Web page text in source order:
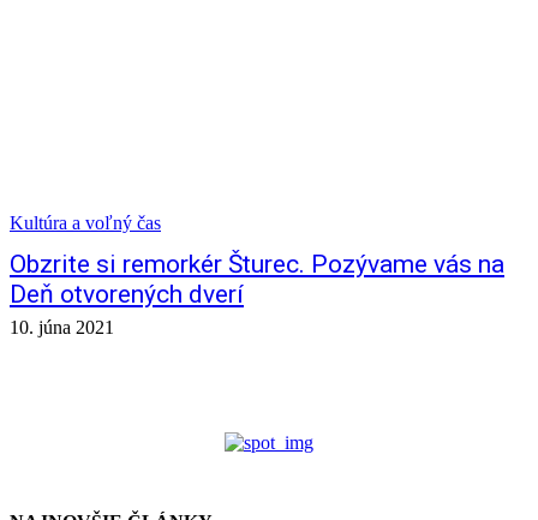
Kultúra a voľný čas
Obzrite si remorkér Šturec. Pozývame vás na
Deň otvorených dverí
10. júna 2021